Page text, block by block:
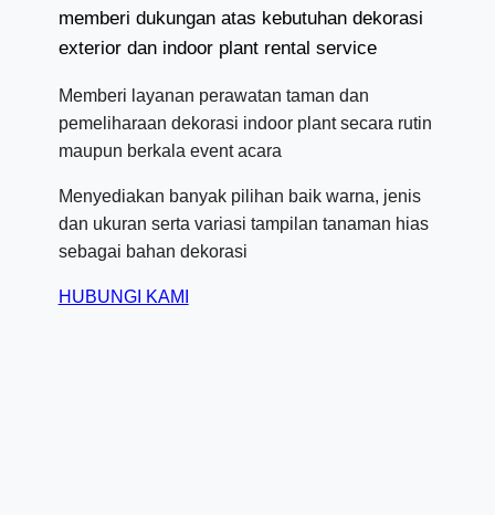
memberi dukungan atas kebutuhan dekorasi
exterior dan indoor plant rental service
Memberi layanan perawatan taman dan
pemeliharaan dekorasi indoor plant secara rutin
maupun berkala event acara
Menyediakan banyak pilihan baik warna, jenis
dan ukuran serta variasi tampilan tanaman hias
sebagai bahan dekorasi
HUBUNGI KAMI